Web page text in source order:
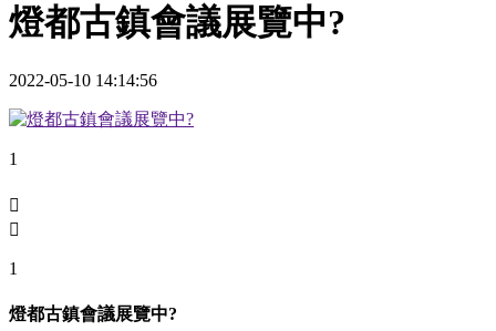
燈都古鎮會議展覽中?
2022-05-10 14:14:56
1


1
燈都古鎮會議展覽中?